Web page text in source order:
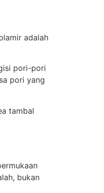
adalah
pori-pori
pori yang
tambal
bukan